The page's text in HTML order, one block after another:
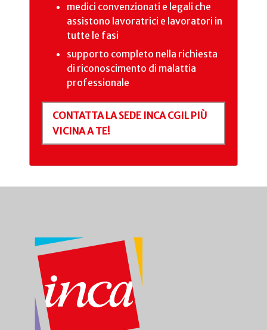
medici convenzionati e legali che
assistono lavoratrici e lavoratori in
tutte le fasi
supporto completo nella richiesta
di riconoscimento di malattia
professionale
CONTATTA LA SEDE INCA CGIL PIÙ
VICINA A TE!